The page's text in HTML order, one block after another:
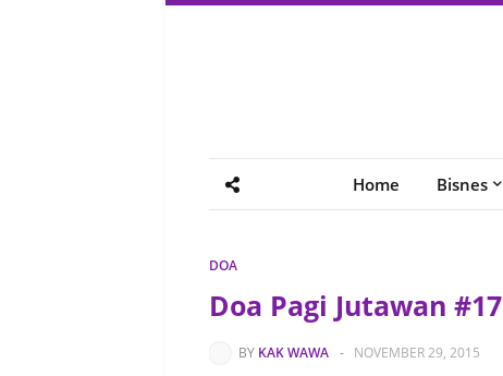
Home Bisnes
DOA
Doa Pagi Jutawan #17
BY KAK WAWA - NOVEMBER 29, 2015